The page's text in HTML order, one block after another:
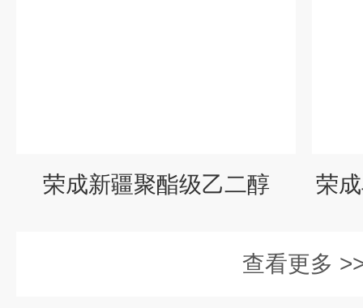
荣成新疆聚酯级乙二醇 荣
查看更多